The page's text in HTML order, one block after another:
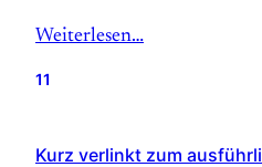
Weiterlesen…
11
Kurz verlinkt zum